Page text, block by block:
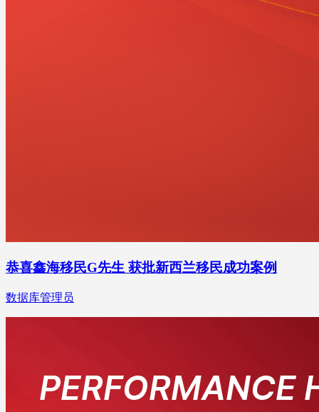
恭喜鑫海移民G先生 获批新西兰移民成功案例
数据库管理员